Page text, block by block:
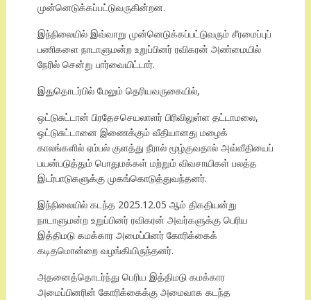
முன்னெடுக்கப்பட்டுவருகின்றன.
இந்நிலையில் இவ்வாறு முன்னெடுக்கப்பட்டுவரும் சீரமைப்புப்
பணிகளை நாடாளுமன்ற உறுப்பினர் ரவிகரன் அண்மையில்
நேரில் சென்று பார்வையிட்டார்.
இதுதொடர்பில் மேலும் தெரியவருகையில்,
ஒட்டுசுட்டான் பிரதேசசெயலாளர் பிரிவிலுள்ள தட்டாமலை,
ஒட்டுசுட்டானை இணைக்கும் வீதியானது மழைக்
காலங்களில் ஏம்பல் குளத்து நீரால் மூழ்குவதால் அவ்வீதியைப்
பயன்படுத்தும் பொதுமக்கள் மற்றும் விவசாயிகள் பலத்த
இடர்பாடுகளுக்கு முகங்கொடுத்துவந்தனர்.
இந்நிலையில் கடந்த 2025.12.05 ஆம் திகதியன்று
நாடாளுமன்ற உறுப்பினர் ரவிகரன் அவர்களுக்கு பெரிய
இத்திமடு கமக்கார அமைப்பினர் கோரிக்கைக்
கடிதமொன்றை வழங்கியிருந்தனர்.
அதனைத்தொடர்ந்து பெரிய இத்திமடு கமக்கார
அமைப்பினரின் கோரிக்கைக்கு அமைவாக கடந்த